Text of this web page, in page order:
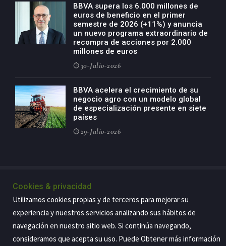
BBVA supera los 6.000 millones de
euros de beneficio en el primer
semestre de 2026 (+11%) y anuncia
un nuevo programa extraordinario de
recompra de acciones por 2.000
millones de euros
30-Julio-2026
BBVA acelera el crecimiento de su
negocio agro con un modelo global
de especialización presente en siete
países
29-Julio-2026
Privacidad Aviso legal Política de cookies Contacto
Cookies & privacidad
Utilizamos cookies propias y de terceros para mejorar su
experiencia y nuestros servicios analizando sus hábitos de
navegación en nuestro sitio web. Si continúa navegando,
consideramos que acepta su uso. Puede Obtener más información